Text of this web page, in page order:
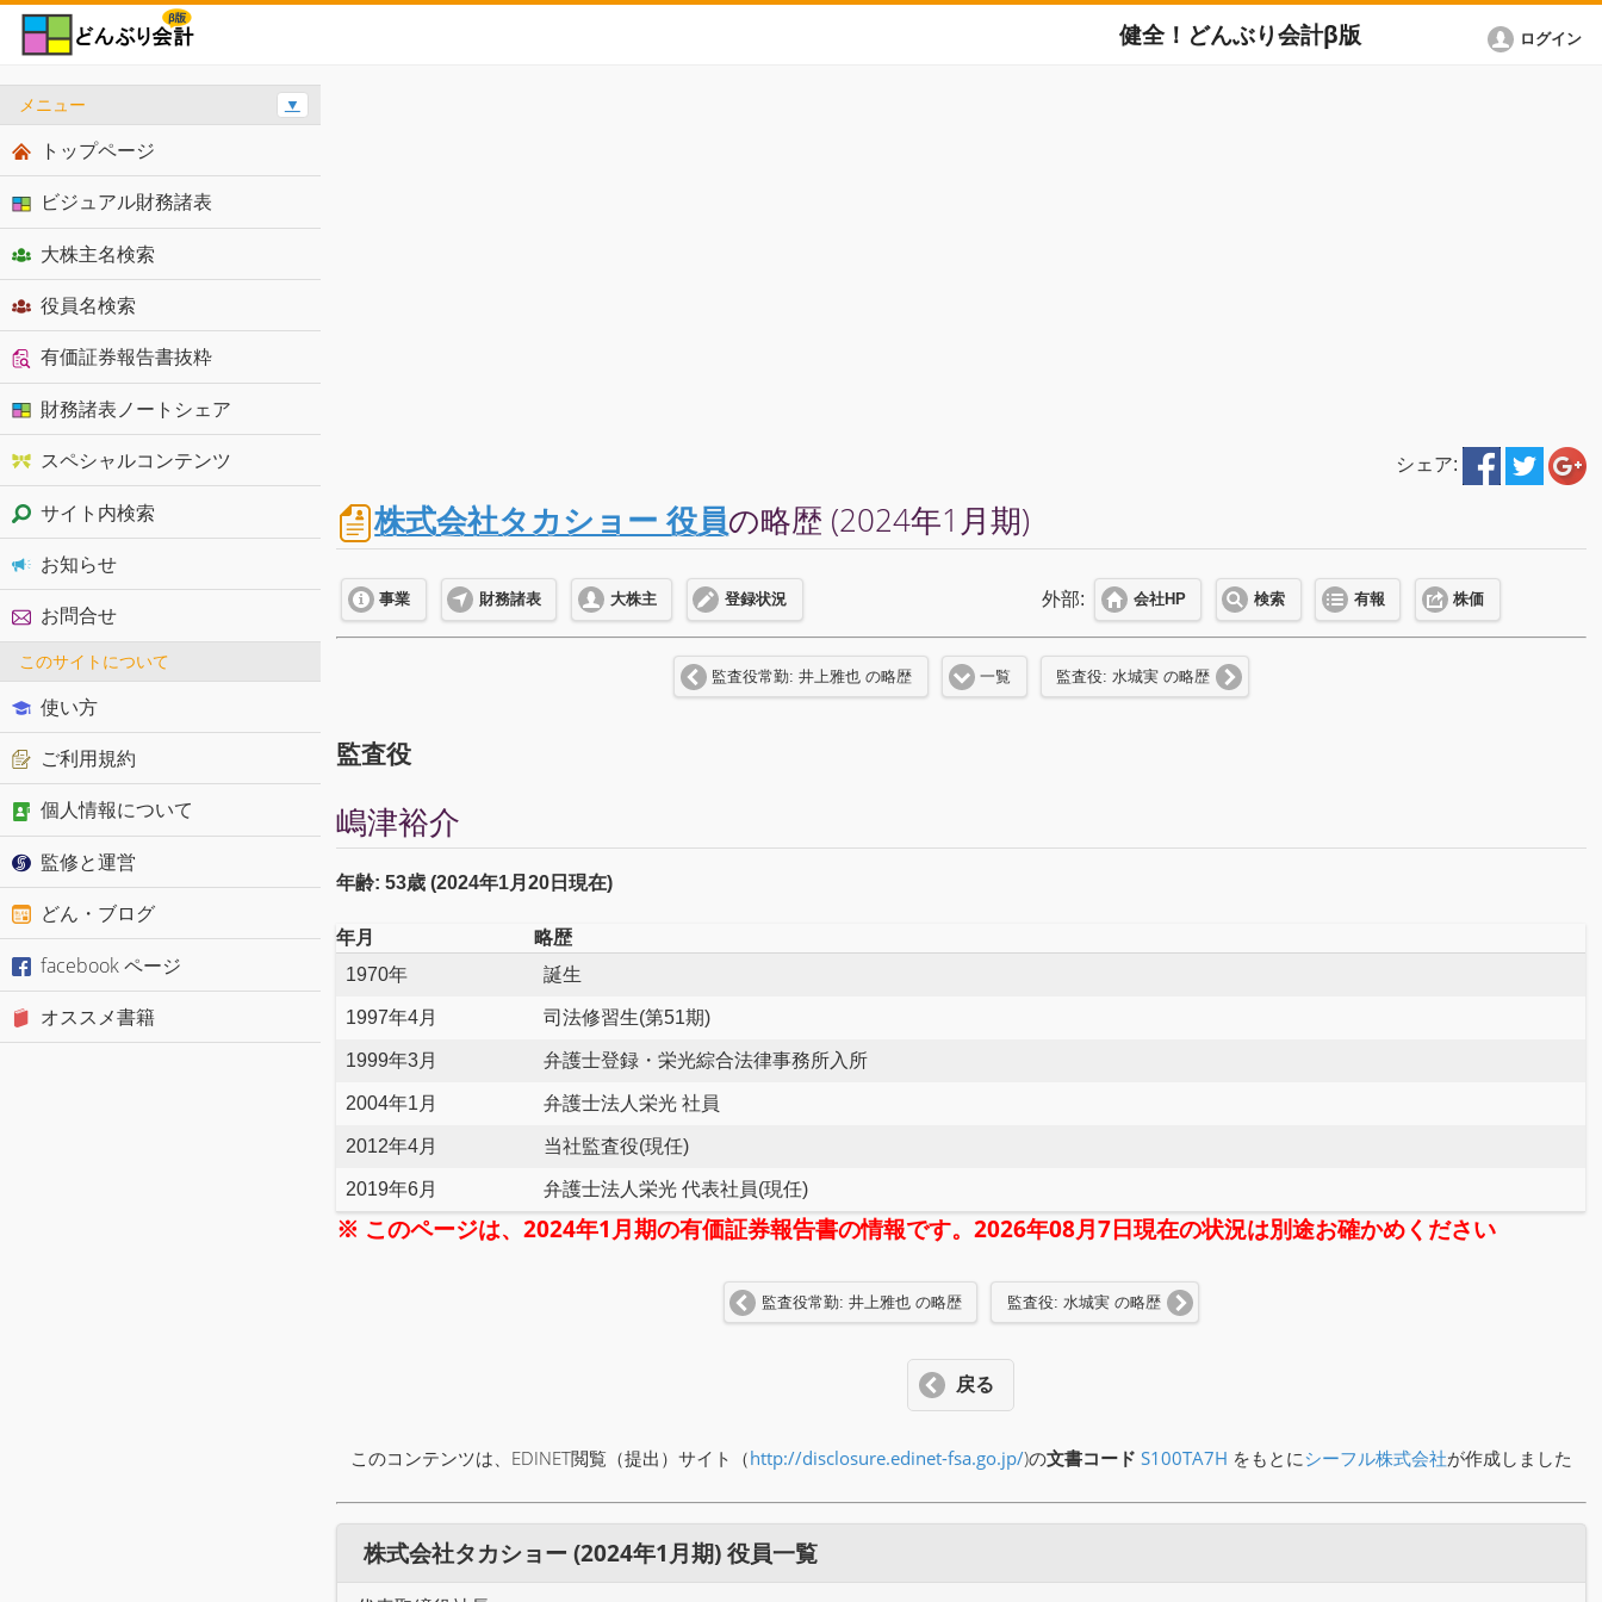
健全！どんぶり会計β版 ログイン
シェア:
株式会社タカショー 役員の略歴 (2024年1月期)
事業 財務諸表 大株主 登録状況 外部: 会社HP 検索 有報 株価
監査役常勤: 井上雅也 の略歴 一覧 監査役: 水城実 の略歴
監査役
嶋津裕介
年齢: 53歳 (2024年1月20日現在)
年月
略歴
1970年
誕生
1997年4月 司法修習生(第51期)
1999年3月 弁護士登録・栄光綜合法律事務所入所
2004年1月 弁護士法人栄光 社員
2012年4月 当社監査役(現任)
2019年6月 弁護士法人栄光 代表社員(現任)
※ このページは、2024年1月期の有価証券報告書の情報です。2026年08月7日現在の状況は別途お確かめください
監査役常勤: 井上雅也 の略歴 監査役: 水城実 の略歴
戻る
このコンテンツは、EDINET閲覧（提出）サイト（http://disclosure.edinet-fsa.go.jp/)の文書コード S100TA7H をもとにシーフル株式会社が作成しました
株式会社タカショー (2024年1月期) 役員一覧
メニュー ▼
トップページ
ビジュアル財務諸表
大株主名検索
役員名検索
有価証券報告書抜粋
財務諸表ノートシェア
スペシャルコンテンツ
サイト内検索
お知らせ
お問合せ
このサイトについて
使い方
ご利用規約
個人情報について
監修と運営
どん・ブログ
facebook ページ
オススメ書籍